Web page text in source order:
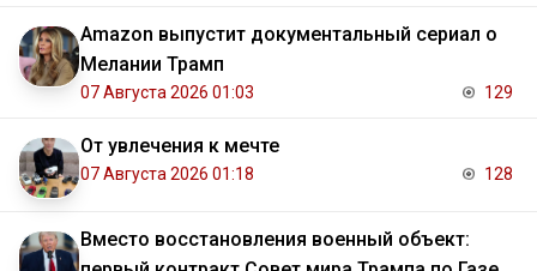
Amazon выпустит документальный сериал о
Мелании Трамп
07 Августа 2026 01:03 129
От увлечения к мечте
07 Августа 2026 01:18 128
Вместо восстановления военный объект: